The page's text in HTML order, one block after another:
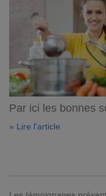
Par ici les bonnes
» Lire l'article